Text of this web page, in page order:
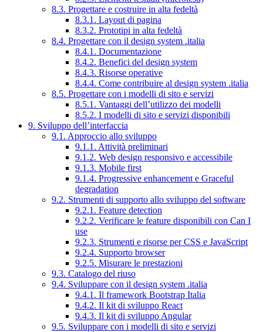
8.3. Progettare e costruire in alta fedeltà
8.3.1. Layout di pagina
8.3.2. Prototipi in alta fedeltà
8.4. Progettare con il design system .italia
8.4.1. Documentazione
8.4.2. Benefici del design system
8.4.3. Risorse operative
8.4.4. Come contribuire al design system .italia
8.5. Progettare con i modelli di sito e servizi
8.5.1. Vantaggi dell’utilizzo dei modelli
8.5.2. I modelli di sito e servizi disponibili
9. Sviluppo dell’interfaccia
9.1. Approccio allo sviluppo
9.1.1. Attività preliminari
9.1.2. Web design responsivo e accessibile
9.1.3. Mobile first
9.1.4. Progressive enhancement e Graceful
degradation
9.2. Strumenti di supporto allo sviluppo del software
9.2.1. Feature detection
9.2.2. Verificare le feature disponibili con Can I
use
9.2.3. Strumenti e risorse per CSS e JavaScript
9.2.4. Supporto browser
9.2.5. Misurare le prestazioni
9.3. Catalogo del riuso
9.4. Sviluppare con il design system .italia
9.4.1. Il framework Bootstrap Italia
9.4.2. Il kit di sviluppo React
9.4.3. Il kit di sviluppo Angular
9.5. Sviluppare con i modelli di sito e servizi